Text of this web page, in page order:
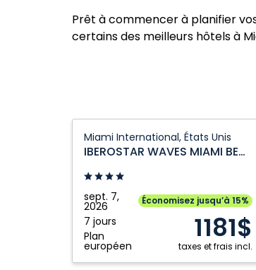
Prêt à commencer à planifier
certains des meilleurs hôtels à
Miami International, États Unis
IBEROSTAR WAVES MIAMI BEACH
sept. 7,
2026
7 jours
Plan
européen
Économisez jusqu’à 15%
1181$
taxes et frais incl.
WAVES
MIAMI
BEACH:
Miami
International,
États
Unis